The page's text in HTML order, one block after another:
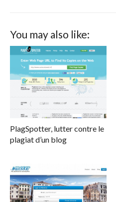
You may also like:
PlagSpotter, lutter contre le
plagiat d’un blog